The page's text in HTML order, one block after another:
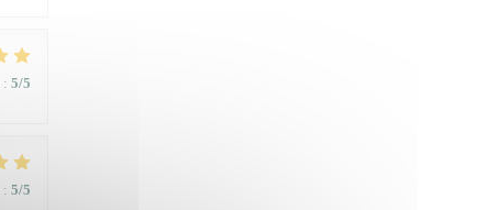
: 5/5
: 5/5